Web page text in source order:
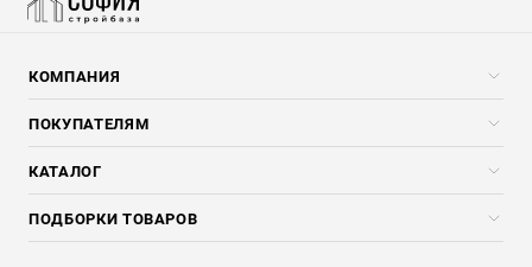
КОМПАНИЯ
Компания
Услуги
ПОКУПАТЕЛЯМ
Скидки стройкомпаниям
Доставка и разгрузка
Оплата и Возврат
КАТАЛОГ
Погонажные изделия
Брикеты, Дрова, Стружка
ПОДБОРКИ ТОВАРОВ